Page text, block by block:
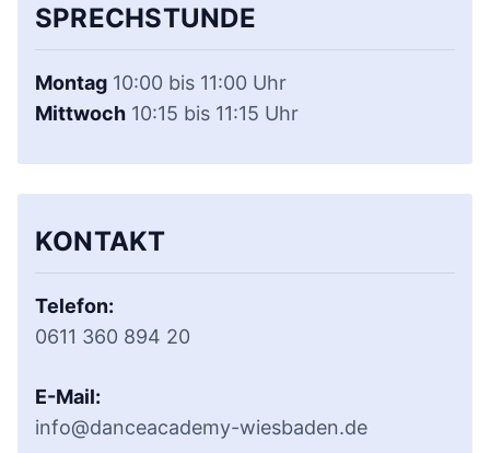
SPRECHSTUNDE
Montag 10:00 bis 11:00 Uhr
Mittwoch 10:15 bis 11:15 Uhr
KONTAKT
Telefon:
0611 360 894 20
E-Mail:
info@danceacademy-wiesbaden.de